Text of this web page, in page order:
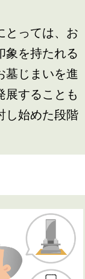
とっては、お
象を持たれる
墓じまいを進
展することも
し始めた段階